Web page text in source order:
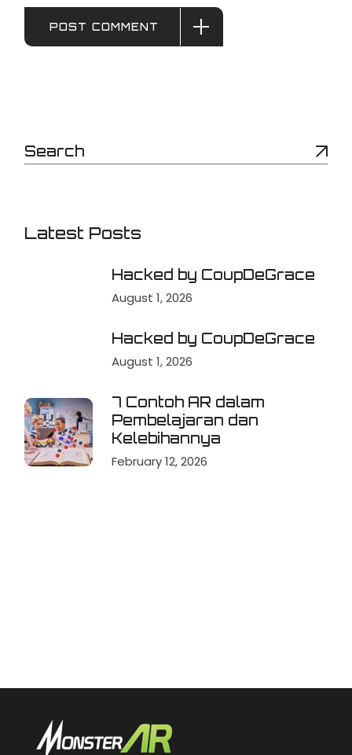
POST COMMENT
Latest Posts
Hacked by CoupDeGrace
August 1, 2026
Hacked by CoupDeGrace
August 1, 2026
7 Contoh AR dalam
Pembelajaran dan
Kelebihannya
February 12, 2026